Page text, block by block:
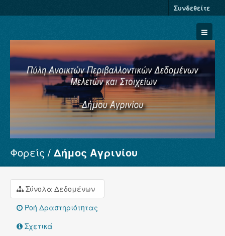
Συνδεθείτε
Σύνολα Δεδομένων
Φορείς
Ομάδες
Σχετικά
Φορείς Δήμος Αγρινίου
Σύνολα Δεδομένων
Ροή Δραστηριότητας
Σχετικά